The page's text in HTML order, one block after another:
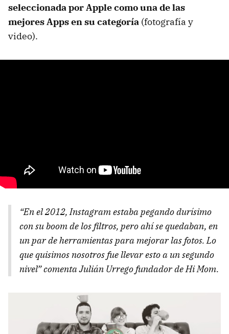
seleccionada por Apple como una de las
mejores Apps en su categoría (fotografía y
video).
“En el 2012, Instagram estaba pegando durísimo
con su boom de los filtros, pero ahí se quedaban, en
un par de herramientas para mejorar las fotos. Lo
que quisimos nosotros fue llevar esto a un segundo
nivel” comenta Julián Urrego fundador de Hi Mom.